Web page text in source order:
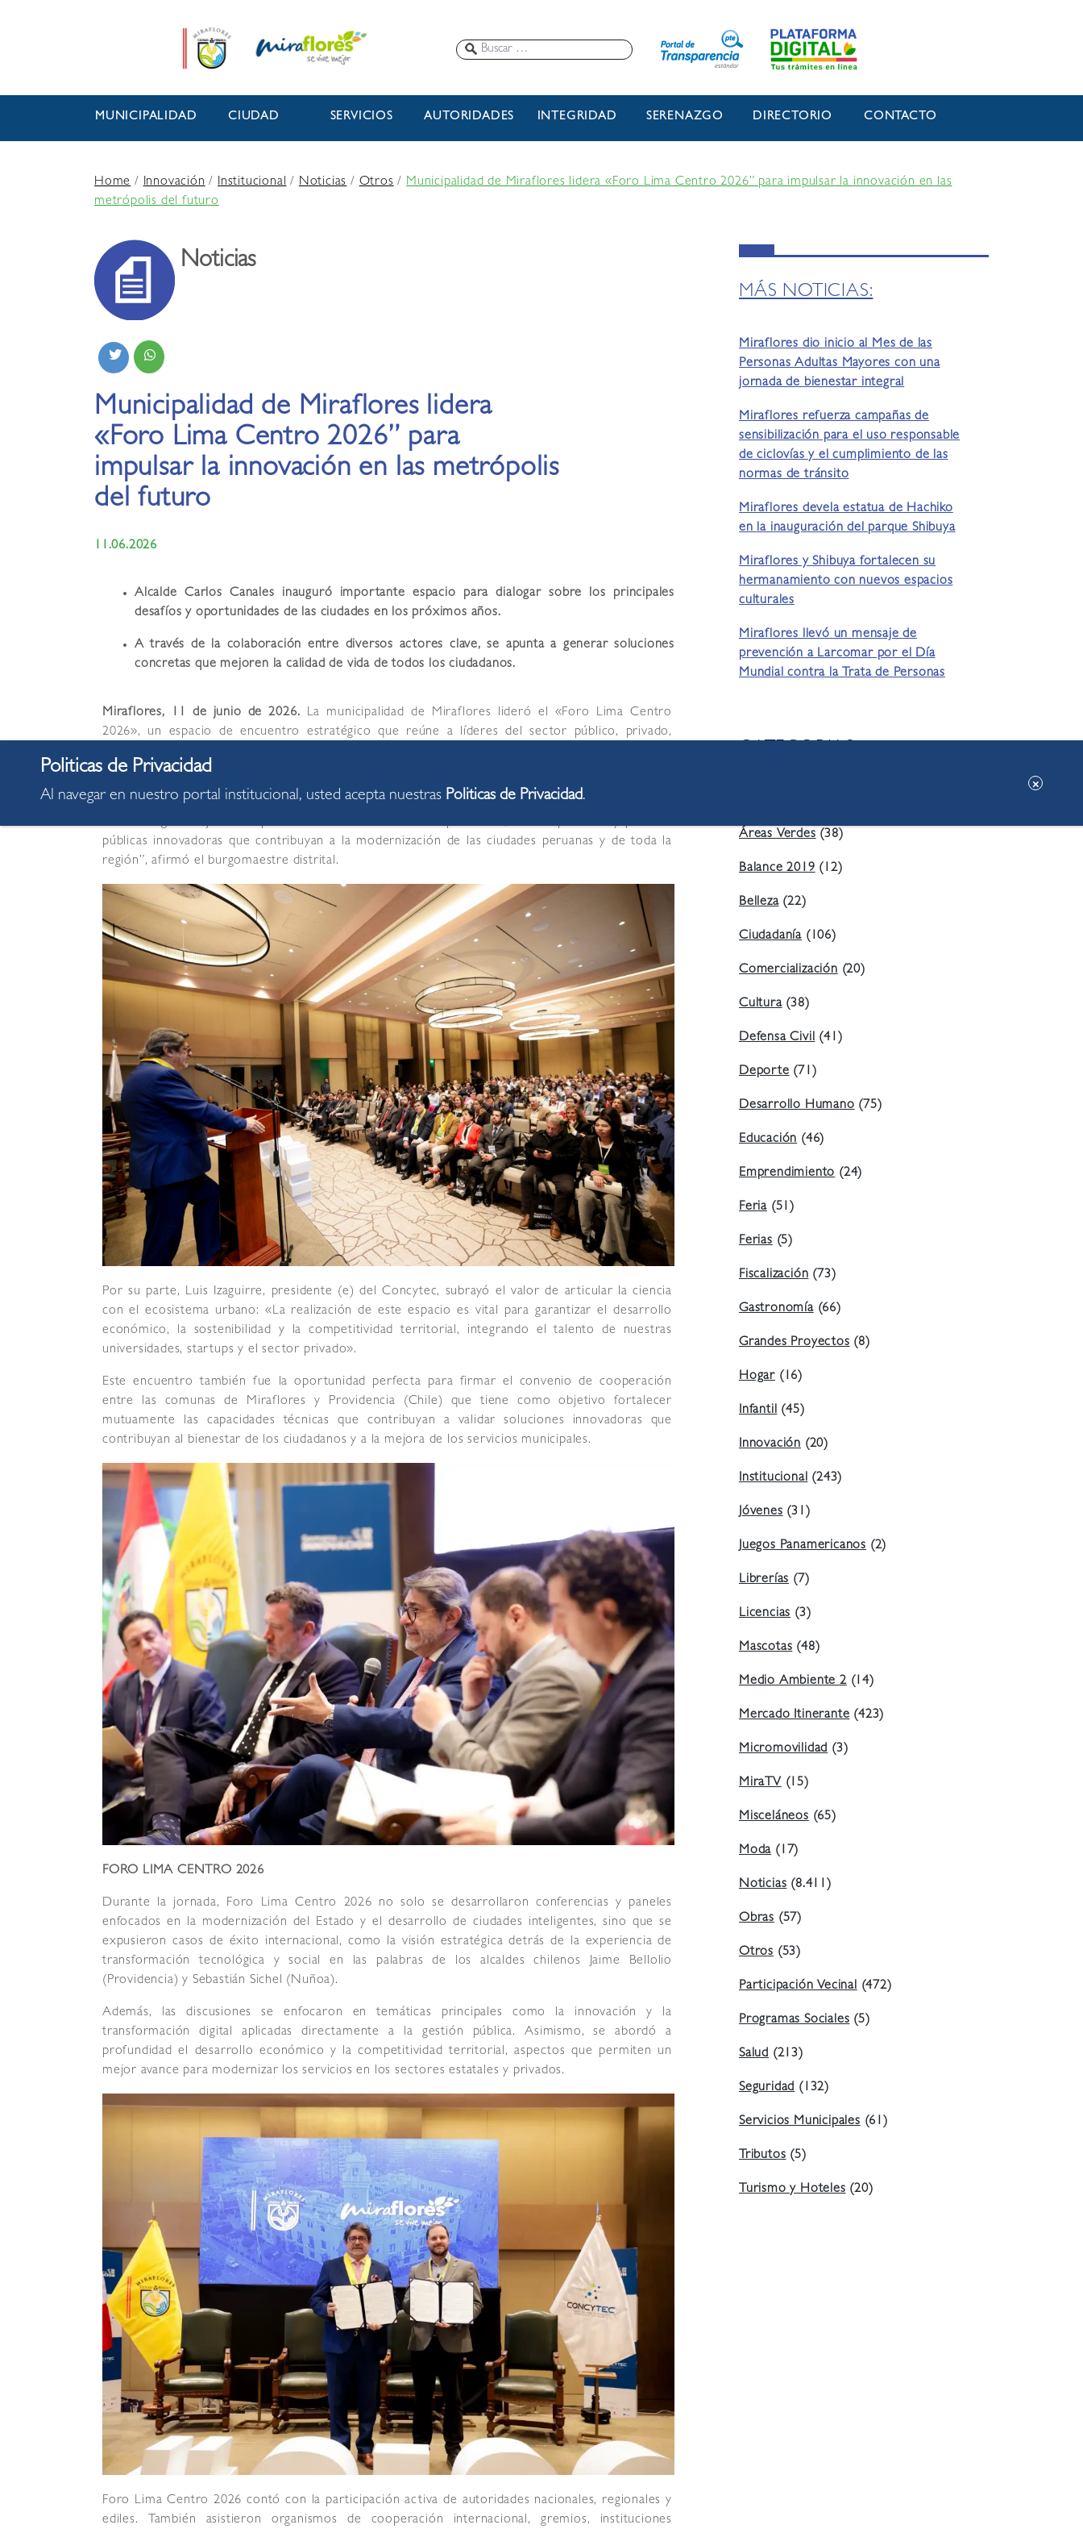
MUNICIPALIDAD CIUDAD SERVICIOS AUTORIDADES INTEGRIDAD SERENAZGO DIRECTORIO CONTACTO
Home/Innovación/Institucional/Noticias/Otros/Municipalidad de Miraflores lidera «Foro Lima Centro 2026” para impulsar la innovación en las
metrópolis del futuro
Noticias
Municipalidad de Miraflores lidera
«Foro Lima Centro 2026” para
impulsar la innovación en las metrópolis
del futuro
11.06.2026
Alcalde Carlos Canales inauguró importante espacio para dialogar sobre los principales
desafíos y oportunidades de las ciudades en los próximos años.
A través de la colaboración entre diversos actores clave, se apunta a generar soluciones
concretas que mejoren la calidad de vida de todos los ciudadanos.
Miraflores, 11 de junio de 2026. La municipalidad de Miraflores lideró el «Foro Lima Centro
2026», un espacio de encuentro estratégico que reúne a líderes del sector público, privado,
transformación digital.
Al respecto, el alcalde Carlos Canales destacó la trascendencia del evento para la gestión pública.
“Nuestro gran objetivo es promover el intercambio de experiencias, buenas prácticas y políticas
públicas innovadoras que contribuyan a la modernización de las ciudades peruanas y de toda la
región”, afirmó el burgomaestre distrital.
Por su parte, Luis Izaguirre, presidente (e) del Concytec, subrayó el valor de articular la ciencia
con el ecosistema urbano: «La realización de este espacio es vital para garantizar el desarrollo
económico, la sostenibilidad y la competitividad territorial, integrando el talento de nuestras
universidades, startups y el sector privado».
Este encuentro también fue la oportunidad perfecta para firmar el convenio de cooperación
entre las comunas de Miraflores y Providencia (Chile) que tiene como objetivo fortalecer
mutuamente las capacidades técnicas que contribuyan a validar soluciones innovadoras que
contribuyan al bienestar de los ciudadanos y a la mejora de los servicios municipales.
FORO LIMA CENTRO 2026
Durante la jornada, Foro Lima Centro 2026 no solo se desarrollaron conferencias y paneles
enfocados en la modernización del Estado y el desarrollo de ciudades inteligentes, sino que se
expusieron casos de éxito internacional, como la visión estratégica detrás de la experiencia de
transformación tecnológica y social en las palabras de los alcaldes chilenos Jaime Bellolio
(Providencia) y Sebastián Sichel (Nuñoa).
Además, las discusiones se enfocaron en temáticas principales como la innovación y la
transformación digital aplicadas directamente a la gestión pública. Asimismo, se abordó a
profundidad el desarrollo económico y la competitividad territorial, aspectos que permiten un
mejor avance para modernizar los servicios en los sectores estatales y privados.
Foro Lima Centro 2026 contó con la participación activa de autoridades nacionales, regionales y
ediles. También asistieron organismos de cooperación internacional, gremios, instituciones
MÁS NOTICIAS:
Miraflores dio inicio al Mes de las
Personas Adultas Mayores con una
jornada de bienestar integral
Miraflores refuerza campañas de
sensibilización para el uso responsable
de ciclovías y el cumplimiento de las
normas de tránsito
Miraflores devela estatua de Hachiko
en la inauguración del parque Shibuya
Miraflores y Shibuya fortalecen su
hermanamiento con nuevos espacios
culturales
Miraflores llevó un mensaje de
prevención a Larcomar por el Día
Mundial contra la Trata de Personas
Áreas Verdes(38)
Balance 2019(12)
Belleza(22)
Ciudadanía (106)
Comercialización(20)
Cultura(38)
Defensa Civil(41)
Deporte(71)
Desarrollo Humano(75)
Educación(46)
Emprendimiento(24)
Feria (51)
Ferias(5)
Fiscalización(73)
Gastronomía(66)
Grandes Proyectos(8)
Hogar (16)
Infantil(45)
Innovación (20)
Institucional(243)
Jóvenes(31)
Juegos Panamericanos (2)
Librerías(7)
Licencias(3)
Mascotas(48)
Medio Ambiente 2(14)
Mercado Itinerante(423)
Micromovilidad(3)
MiraTV(15)
Misceláneos(65)
Moda(17)
Noticias(8.411)
Obras (57)
Otros (53)
Participación Vecinal(472)
Programas Sociales(5)
Salud (213)
Seguridad(132)
Servicios Municipales(61)
Tributos(5)
Turismo y Hoteles(20)
Al navegar en nuestro portal institucional, usted acepta nuestras Politicas de Privacidad.